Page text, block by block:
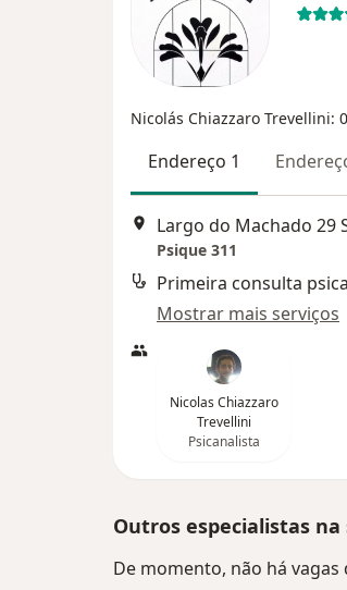
Nicolás Chiazzaro Trevellini:
Endereço 1
Psique 311
Primeira consulta
Mostrar mais serviços
Nicolas Chiazzaro
Trevellini
Psicanalista
Outros especialistas na
De momento, não há